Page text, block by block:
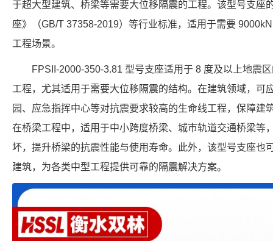
于超大型建筑、桥梁等需要大位移隔震的工程。该型号支座
座》（GB/T 37358-2019）等行业标准，适用于需要
工程场景。
FPSII-2000-350-3.81 型号支座适用于 8 度及以上地震
工程，尤其适用于需要大位移隔震的结构。在建筑领域，可
园、应急指挥中心等对抗震要求较高的生命线工程，保障建
在桥梁工程中，适用于中小跨度桥梁、城市轨道交通桥梁等
坏，提升桥梁的抗震性能与使用寿命。此外，该型号支座也
建筑，为各类中型工程提供可靠的隔震解决方案。